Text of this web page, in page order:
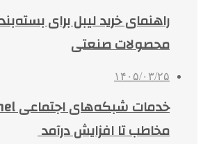
راهنمای خرید لیبل برای
محصولات صنعتی
۱۴۰۵/۰۳/۲۵
مخاطب تا افزایش درآمد